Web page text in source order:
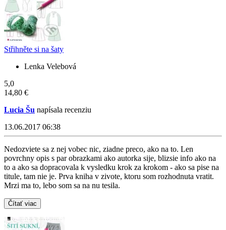
Střihněte si na šaty
Lenka Velebová
5,0
14,80 €
Lucia Šu napísala recenziu
13.06.2017 06:38
Nedozviete sa z nej vobec nic, ziadne preco, ako na to. Len
povrchny opis s par obrazkami ako autorka sije, blizsie info ako na
to a ako sa dopracovala k vysledku krok za krokom - ako sa pise na
titule, tam nie je. Prva kniha v zivote, ktoru som rozhodnuta vratit.
Mrzi ma to, lebo som sa na nu tesila.
Čítať viac